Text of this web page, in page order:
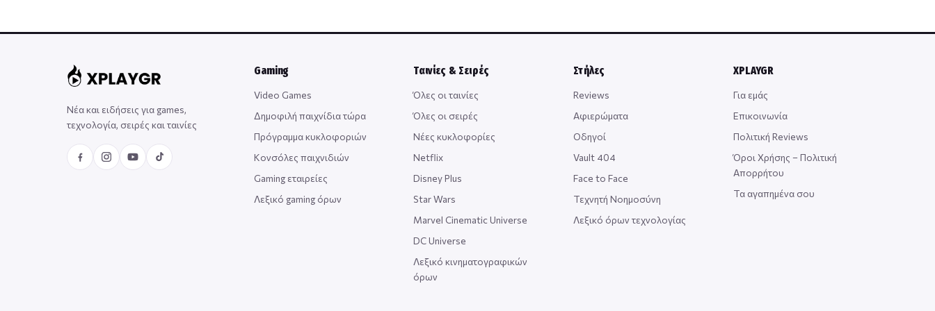
Νέα και ειδήσεις για games,
τεχνολογία, σειρές και ταινίες
Gaming
Video Games
Δημοφιλή παιχνίδια τώρα
Πρόγραμμα κυκλοφοριών
Κονσόλες παιχνιδιών
Gaming εταιρείες
Λεξικό gaming όρων
Ταινίες & Σειρές
Όλες οι ταινίες
Όλες οι σειρές
Νέες κυκλοφορίες
Netflix
Disney Plus
Star Wars
Marvel Cinematic Universe
DC Universe
Λεξικό κινηματογραφικών
όρων
Στήλες
Reviews
Αφιερώματα
Οδηγοί
Vault 404
Face to Face
Τεχνητή Νοημοσύνη
Λεξικό όρων τεχνολογίας
XPLAYGR
Για εμάς
Επικοινωνία
Πολιτική Reviews
Όροι Χρήσης – Πολιτική
Απορρήτου
Τα αγαπημένα σου